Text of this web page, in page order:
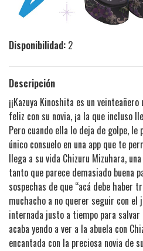
Disponibilidad: 2
Descripción
¡¡​Kazuya Kinoshita es un
feliz con su novia, ¡a la que incluso
Pero cuando ella lo deja de golpe, le
único consuelo en una app que te
llega a su vida Chizuru Mizuhara,
tanto que parece demasiado buena
sospechas de que “acá debe haber
muchacho a no querer seguir con
internada justo a tiempo para salvar
acaba yendo a ver a la abuela con
encantada con la preciosa novia de